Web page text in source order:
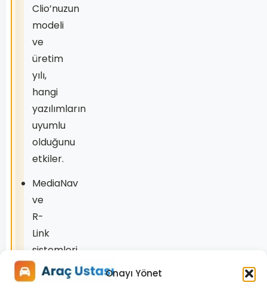
Onayı Yönet
Clio’nuzun
modeli
ve
üretim
yılı,
hangi
yazılımların
uyumlu
olduğunu
etkiler.
MediaNav
ve
R-
Link
sistemleri
farklı
altyapıya